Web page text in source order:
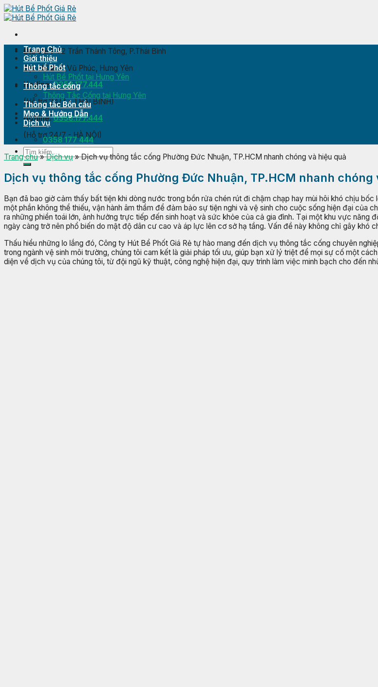
Skip
to
Địa chỉ 1:72 Trần Thánh Tông, P.Thái Bình
Địa chỉ 2:P. Vũ Phúc, Hưng Yên
Hotline: 0358.177.444
(Hỗ trợ 24/7 - THÁI BÌNH)
Hotline: 0358.177.444
(Hỗ trợ 24/7 - HÀ NỘI)
Trang Chủ
Giới thiệu
Hút bể Phốt
Hút Bể Phốt tại Hưng Yên
Thông tắc cống
Thông Tắc Cống tại Hưng Yên
Thông tắc Bồn cầu
Mẹo & Hướng Dẫn
Dịch vụ
0358 177 444
Trang chủ»Dịch vụ»Dịch vụ thông tắc cống Phường Đức Nhuận, TP.HCM nhanh chóng và hiệu quả
Dịch vụ thông tắc cống Phường Đức Nhuận, TP.HCM nhanh chóng
Bạn đã bao giờ cảm thấy bất tiện khi dòng nước trong bồn rửa chén rút đi chậm chạp hay mùi hôi khó chịu
một phần không thể thiếu, vận hành âm thầm để đảm bảo sự tiện nghi và vệ sinh cho cuộc sống hiện đại của
ra những phiền toái lớn, ảnh hưởng trực tiếp đến sinh hoạt và sức khỏe của cả gia đình. Tại một khu vực
ngày càng trở nên phổ biến do mật độ dân cư cao và áp lực lên cơ sở hạ tầng. Vấn đề này không chỉ gây khó
Thấu hiểu những lo lắng đó, Công ty Hút Bể Phốt Giá Rẻ tự hào mang đến dịch vụ thông tắc cống chuyên
trong ngành vệ sinh môi trường, chúng tôi cam kết là giải pháp tối ưu, giúp bạn xử lý triệt để mọi sự cố một
diện về dịch vụ của chúng tôi, từ đội ngũ kỹ thuật, công nghệ hiện đại, quy trình làm việc minh bạch cho đến